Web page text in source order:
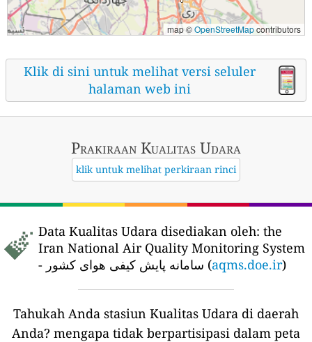
map ©OpenStreetMapcontributors
Klik di sini untuk melihat versi seluler
halaman web ini
Prakiraan Kualitas Udara
klik untuk melihat perkiraan rinci
Data Kualitas Udara disediakan oleh: the
Iran National Air Quality Monitoring System
- سامانه پایش کیفی هوای کشور (aqms.doe.ir)
Tahukah Anda stasiun Kualitas Udara di daerah
Anda? mengapa tidak berpartisipasi dalam peta